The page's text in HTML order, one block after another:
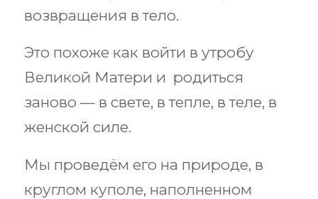
возвращения в тело.
Это похоже как войти в утробу
Великой Матери и родиться
заново — в свете, в тепле, в теле, в
женской силе.
Мы проведём его на природе, в
круглом куполе, наполненном